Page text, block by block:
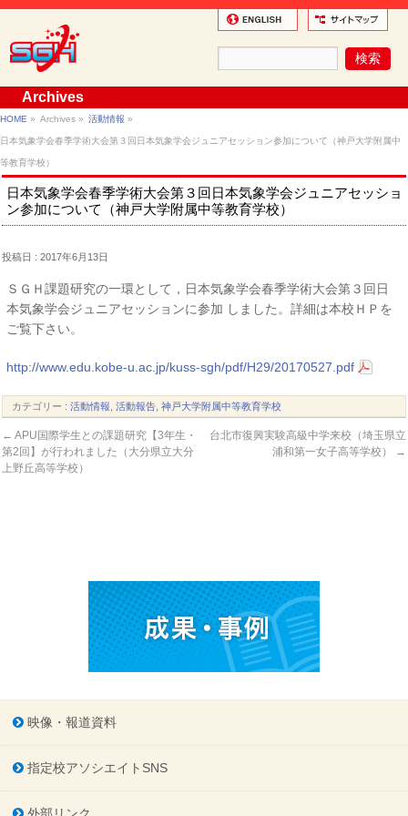
Archives
HOME » Archives » 活動情報 »
日本気象学会春季学術大会第３回日本気象学会ジュニアセッション参加について（神戸大学附属中
等教育学校）
日本気象学会春季学術大会第３回日本気象学会ジュニアセッショ
ン参加について（神戸大学附属中等教育学校）
投稿日 : 2017年6月13日
ＳＧＨ課題研究の一環として，日本気象学会春季学術大会第３回日
本気象学会ジュニアセッションに参加 しました。詳細は本校ＨＰを
ご覧下さい。
http://www.edu.kobe-u.ac.jp/kuss-sgh/pdf/H29/20170527.pdf
カテゴリー :活動情報 ,活動報告 ,神戸大学附属中等教育学校
← APU国際学生との課題研究【3年生・
第2回】が行われました（大分県立大分
上野丘高等学校）
台北市復興実験高級中学来校（埼玉県立
浦和第一女子高等学校）
→
映像・報道資料
指定校アソシエイトSNS